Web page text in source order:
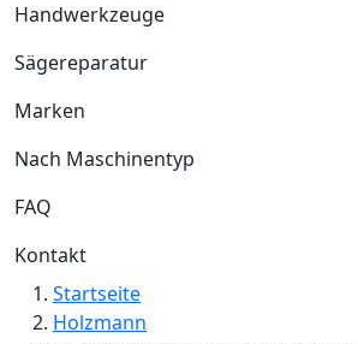
Handwerkzeuge
Sägereparatur
Marken
Nach Maschinentyp
FAQ
Kontakt
Startseite
Holzmann